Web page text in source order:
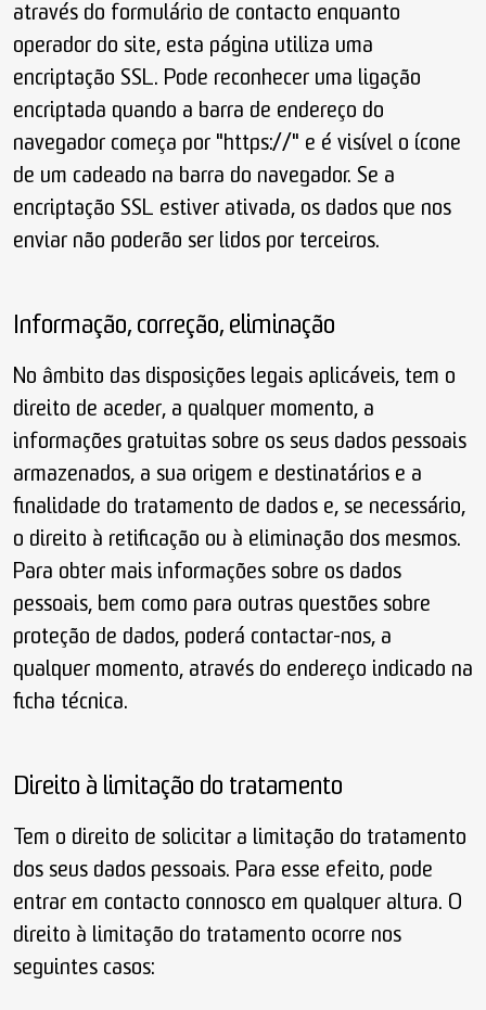
através do formulário de contacto enquanto
operador do site, esta página utiliza uma
encriptação SSL. Pode reconhecer uma ligação
encriptada quando a barra de endereço do
navegador começa por "https://" e é visível o ícone
de um cadeado na barra do navegador. Se a
encriptação SSL estiver ativada, os dados que nos
enviar não poderão ser lidos por terceiros.
Informação, correção, eliminação
No âmbito das disposições legais aplicáveis, tem o
direito de aceder, a qualquer momento, a
informações gratuitas sobre os seus dados pessoais
armazenados, a sua origem e destinatários e a
finalidade do tratamento de dados e, se necessário,
o direito à retificação ou à eliminação dos mesmos.
Para obter mais informações sobre os dados
pessoais, bem como para outras questões sobre
proteção de dados, poderá contactar-nos, a
qualquer momento, através do endereço indicado na
ficha técnica.
Direito à limitação do tratamento
Tem o direito de solicitar a limitação do tratamento
dos seus dados pessoais. Para esse efeito, pode
entrar em contacto connosco em qualquer altura. O
direito à limitação do tratamento ocorre nos
seguintes casos: